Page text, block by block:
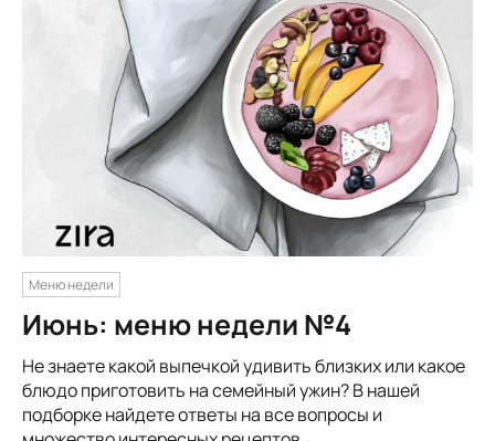
Меню недели
Июнь: меню недели №4
Не знаете какой выпечкой удивить близких или какое
блюдо приготовить на семейный ужин? В нашей
подборке найдете ответы на все вопросы и